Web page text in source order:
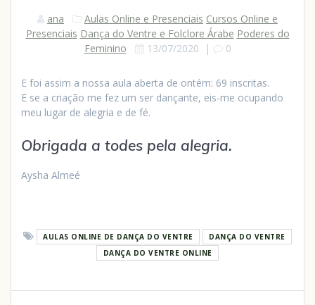
ana Aulas Online e Presenciais Cursos Online e
Presenciais Dança do Ventre e Folclore Árabe Poderes do
Feminino
13/07/2020 | 0
E foi assim a nossa aula aberta de ontém: 69 inscritas.
E se a criação me fez um ser dançante, eis-me ocupando
meu lugar de alegria e de fé.
Obrigada a todes pela alegria.
Aysha Almeé
AULAS ONLINE DE DANÇA DO VENTRE
DANÇA DO VENTRE
DANÇA DO VENTRE ONLINE